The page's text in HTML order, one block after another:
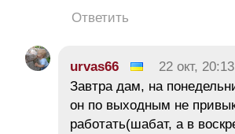
Ответить
urvas66 22 окт, 20:13
Завтра дам, на
он по выходным не
работать(шабат, а в